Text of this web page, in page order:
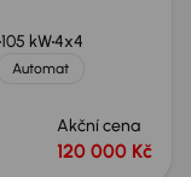
105 kW4x4
Automat
Akční cena
120 000 Kč